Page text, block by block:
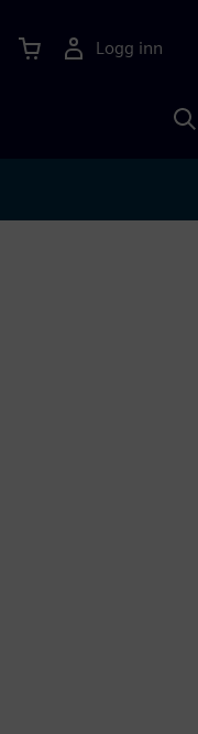
Logg inn